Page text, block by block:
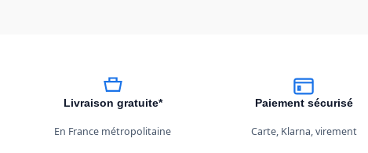
Livraison gratuite*
En France métropolitaine
Paiement sécurisé
Carte, Klarna, virement